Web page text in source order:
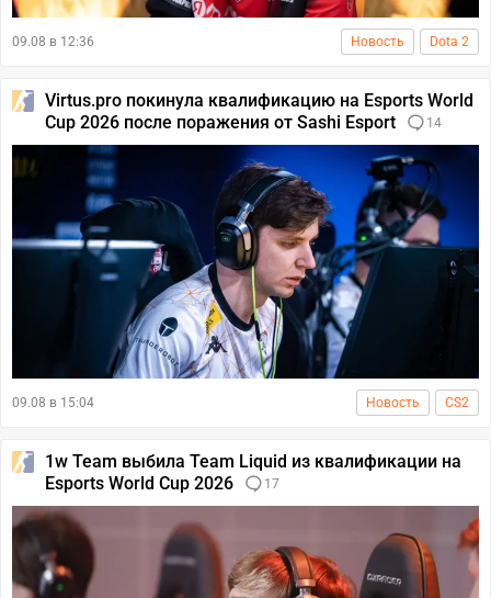
09.08 в 12:36 Новость Dota 2
Virtus.pro покинула квалификацию на Esports World
Cup 2026 после поражения от Sashi Esport
14
09.08 в 15:04 Новость CS2
1w Team выбила Team Liquid из квалификации на
Esports World Cup 2026
17